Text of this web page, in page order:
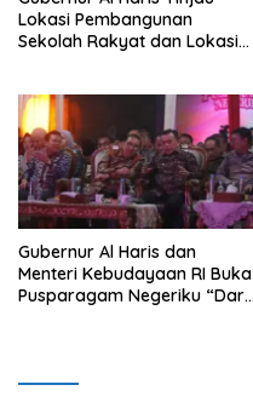
Lokasi Pembangunan
Sekolah Rakyat dan Lokasi
Gubernur Al Haris dan
Menteri Kebudayaan RI Buka
Pusparagam Negeriku “Dari